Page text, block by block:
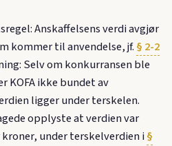
Anskaffelsens verdi avgjør
kommer til anvendelse, jf. § 2-2
Selv om konkurransen ble
KOFA ikke bundet av
ligger under terskelen.
opplyste at verdien var
under terskelverdien i§